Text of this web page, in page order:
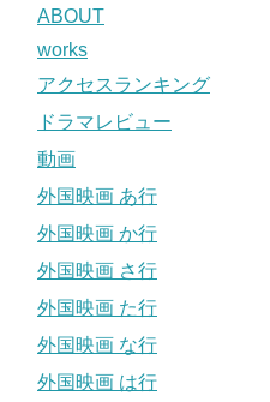
ABOUT
works
アクセスランキング
ドラマレビュー
動画
外国映画 あ行
外国映画 か行
外国映画 さ行
外国映画 た行
外国映画 な行
外国映画 は行